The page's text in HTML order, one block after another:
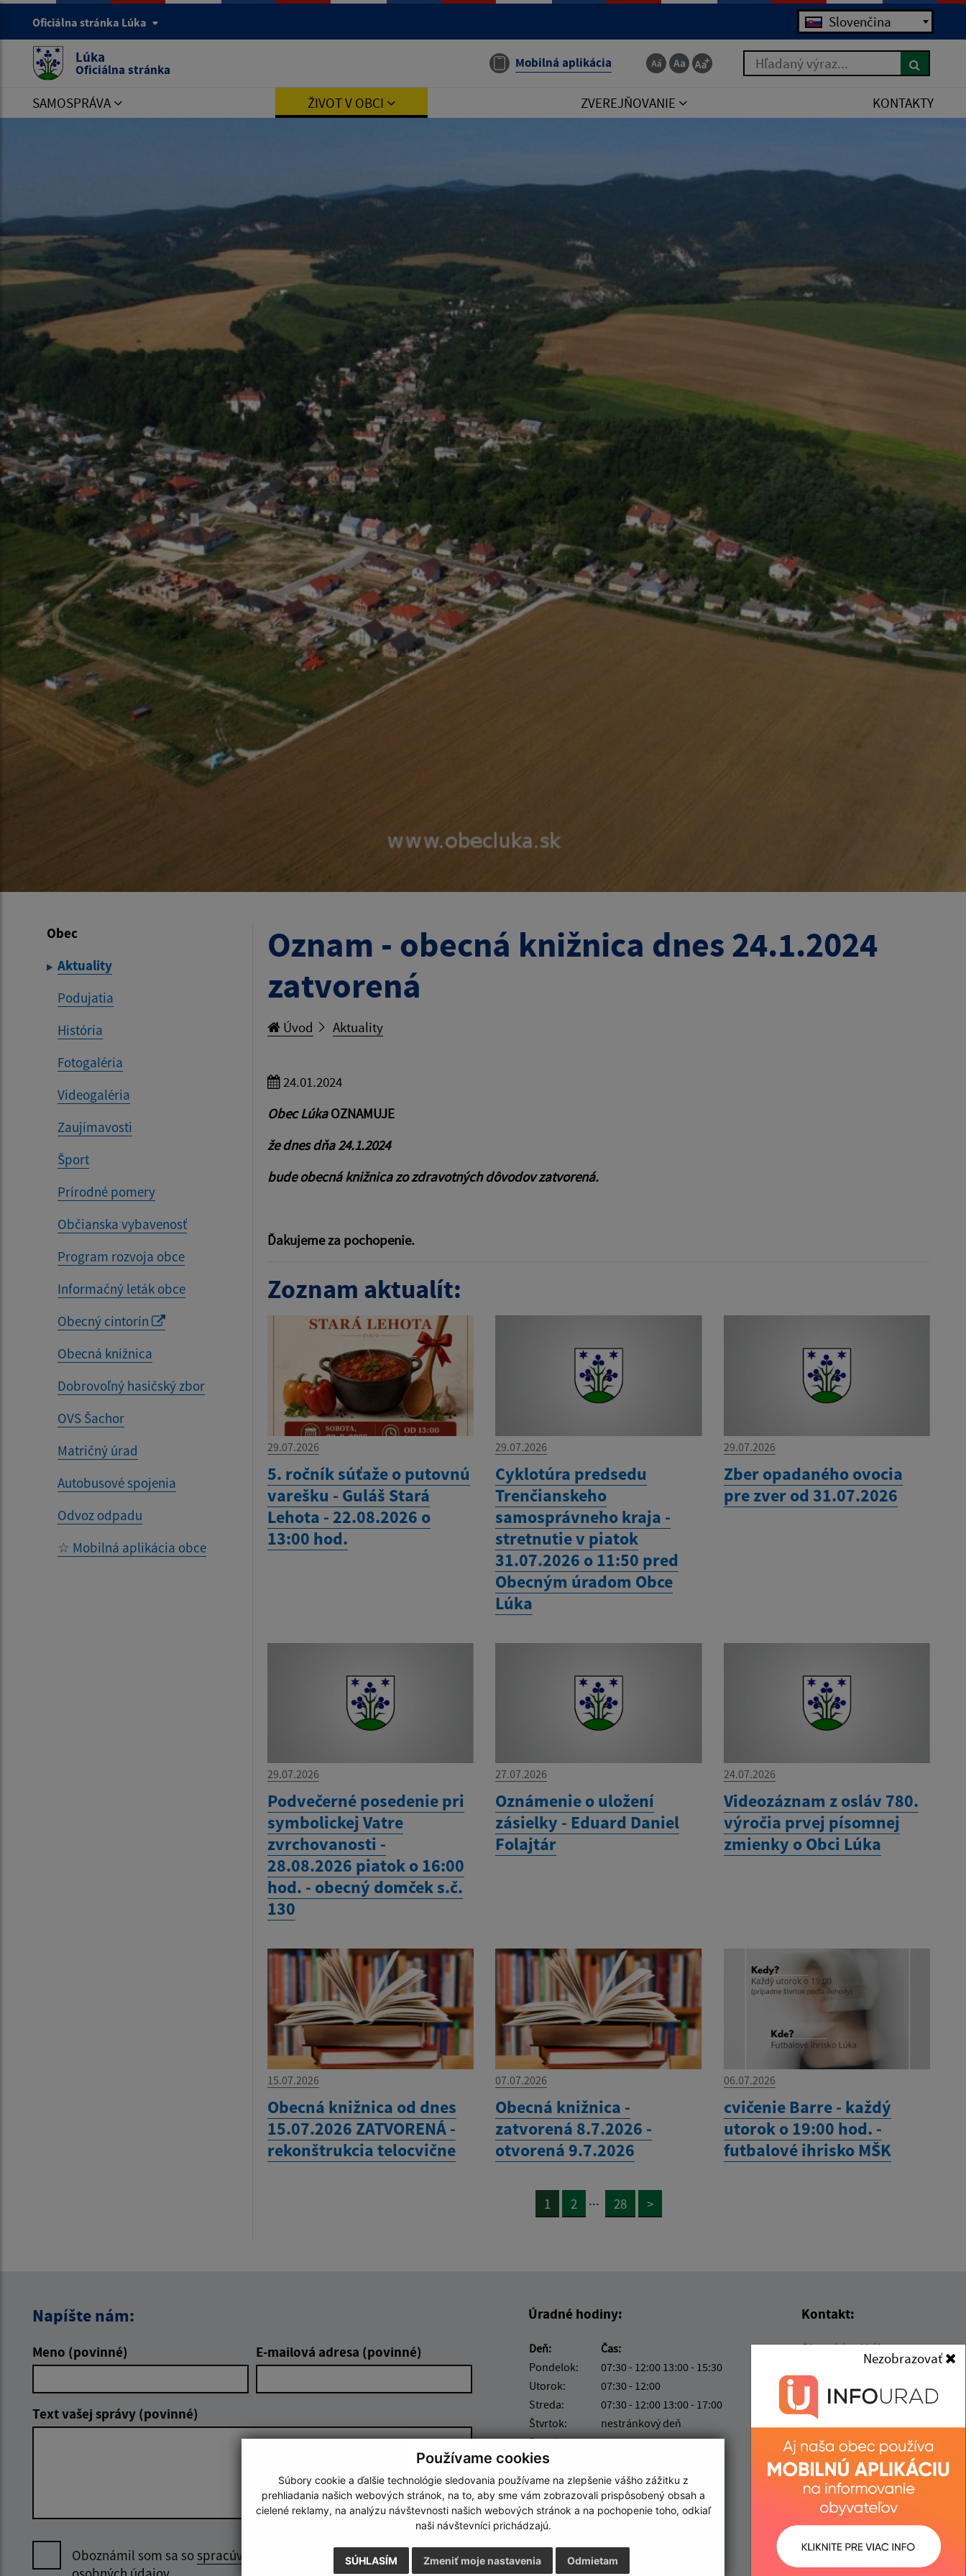
Používame cookies
Súbory cookie a ďalšie technológie sledovania používame na zlepšenie vášho zážitku z
prehliadania našich webových stránok, na to, aby sme vám zobrazovali prispôsobený obsah a
cielené reklamy, na analýzu návštevnosti našich webových stránok a na pochopenie toho, odkiaľ
naši návštevníci prichádzajú.
SÚHLASÍM Odmietam
Zmeniť moje nastavenia
Oficiálna stránka Lúka Jazyk Slovenčina
Lúka
Oficiálna stránka Mobilná aplikácia Hľadaný výraz...
SAMOSPRÁVA ŽIVOT V OBCI ZVEREJŇOVANIE KONTAKTY
Obec
Aktuality
Podujatia
História
Fotogaléria
Videogaléria
Zaujímavosti
Šport
Prírodné pomery
Občianska vybavenosť
Program rozvoja obce
Informačný leták obce
Obecný cintorín
Obecná knižnica
Dobrovoľný hasičský zbor
OVS Šachor
Matričný úrad
Autobusové spojenia
Odvoz odpadu
☆ Mobilná aplikácia obce
Oznam - obecná knižnica dnes 24.1.2024
zatvorená
Úvod Aktuality
24.01.2024
Obec LúkaOZNAMUJE
že dnes dňa24.1.2024
bude obecná knižnica zo zdravotných dôvodov zatvorená.
Ďakujeme za pochopenie.
Zoznam aktualít:
29.07.2026
5. ročník súťaže o putovnú
varešku - Guláš Stará
Lehota - 22.08.2026 o
13:00 hod.
29.07.2026
Cyklotúra predsedu
Trenčianskeho
samosprávneho kraja -
stretnutie v piatok
31.07.2026 o 11:50 pred
Obecným úradom Obce
Lúka
29.07.2026
Zber opadaného ovocia
pre zver od 31.07.2026
29.07.2026
Podvečerné posedenie pri
symbolickej Vatre
zvrchovanosti -
28.08.2026 piatok o 16:00
hod. - obecný domček s.č.
130
27.07.2026
Oznámenie o uložení
zásielky - Eduard Daniel
Folajtár
24.07.2026
Videozáznam z osláv 780.
výročia prvej písomnej
zmienky o Obci Lúka
15.07.2026
Obecná knižnica od dnes
15.07.2026 ZATVORENÁ -
rekonštrukcia telocvične
07.07.2026
Obecná knižnica -
zatvorená 8.7.2026 -
otvorená 9.7.2026
06.07.2026
cvičenie Barre - každý
utorok o 19:00 hod. -
futbalové ihrisko MŠK
1 2 ... 28 >
Napíšte nám:
Meno (povinné) E-mailová adresa (povinné)
Text vašej správy (povinné)
Oboznámil som sa sospracúvaním
Google reCaptcha Response
Odoslať správu
Úradné hodiny:
Deň:
Čas:
Pondelok:
07:30 - 12:00 13:00 - 15:30
Utorok:
07:30 - 12:00
Streda:
07:30 - 12:00 13:00 - 17:00
Štvrtok:
nestránkový deň
Piatok:
07:30 - 12:00
Kontakt:
Obecný úrad Lúka
916 33 Lúka
kancelaria@obecluka.sk
+421 337 730 566
IČO: 00311758
Nezobrazovať